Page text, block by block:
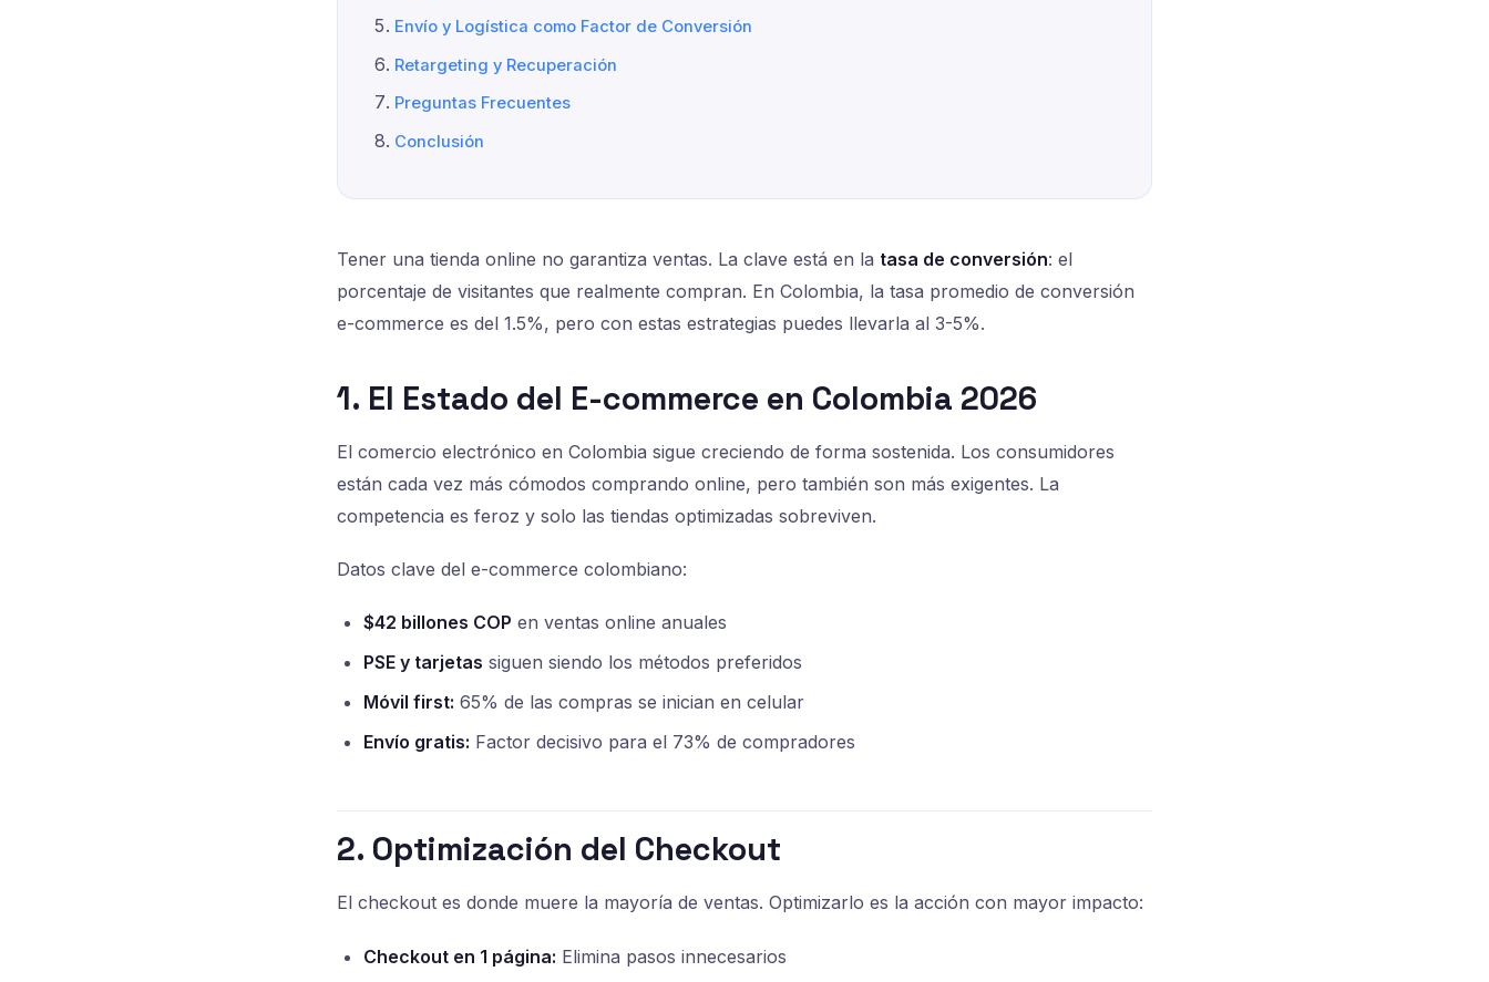
Envío y Logística como Factor de Conversión
Retargeting y Recuperación
Preguntas Frecuentes
Conclusión
Tener una tienda online no garantiza ventas. La clave está en la tasa de conversión: el
porcentaje de visitantes que realmente compran. En Colombia, la tasa promedio de conversión
e-commerce es del 1.5%, pero con estas estrategias puedes llevarla al 3-5%.
1. El Estado del E-commerce en Colombia 2026
El comercio electrónico en Colombia sigue creciendo de forma sostenida. Los consumidores
están cada vez más cómodos comprando online, pero también son más exigentes. La
competencia es feroz y solo las tiendas optimizadas sobreviven.
Datos clave del e-commerce colombiano:
$42 billones COP en ventas online anuales
PSE y tarjetas siguen siendo los métodos preferidos
Móvil first: 65% de las compras se inician en celular
Envío gratis: Factor decisivo para el 73% de compradores
2. Optimización del Checkout
El checkout es donde muere la mayoría de ventas. Optimizarlo es la acción con mayor impacto:
Checkout en 1 página: Elimina pasos innecesarios